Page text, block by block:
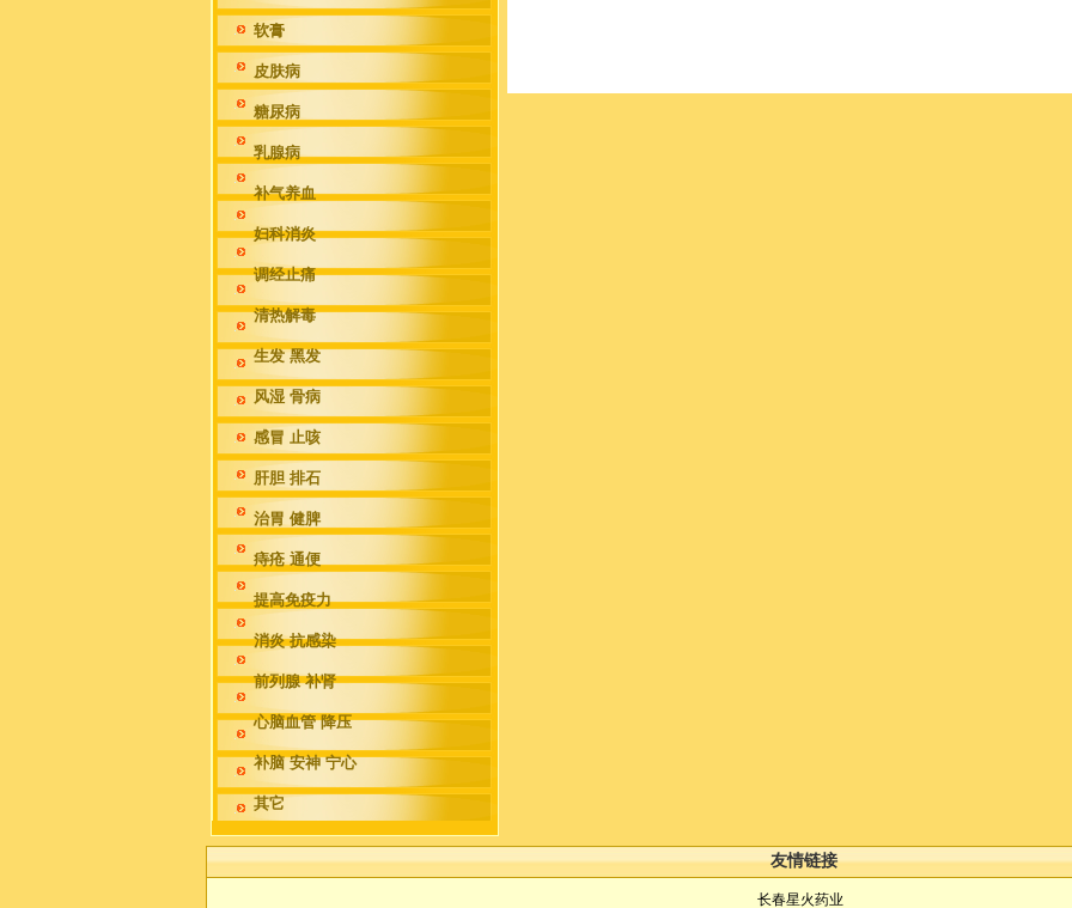
软膏
皮肤病
糖尿病
乳腺病
补气养血
妇科消炎
调经止痛
清热解毒
生发 黑发
风湿 骨病
感冒 止咳
肝胆 排石
治胃 健脾
痔疮 通便
提高免疫力
消炎 抗感染
前列腺 补肾
心脑血管 降压
补脑 安神 宁心
其它
友情链接
长春星火药业